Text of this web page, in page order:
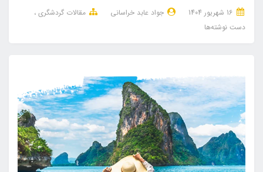
جواد عابد خراسانی
مقالات گردشگری
دست نوشته‌ها